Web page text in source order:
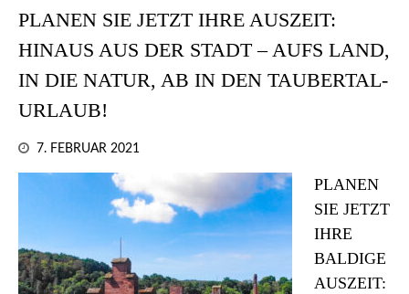
PLANEN SIE JETZT IHRE AUSZEIT:
HINAUS AUS DER STADT – AUFS LAND,
IN DIE NATUR, AB IN DEN TAUBERTAL-
URLAUB!
7. FEBRUAR 2021
PLANEN
SIE JETZT
IHRE
BALDIGE
AUSZEIT: